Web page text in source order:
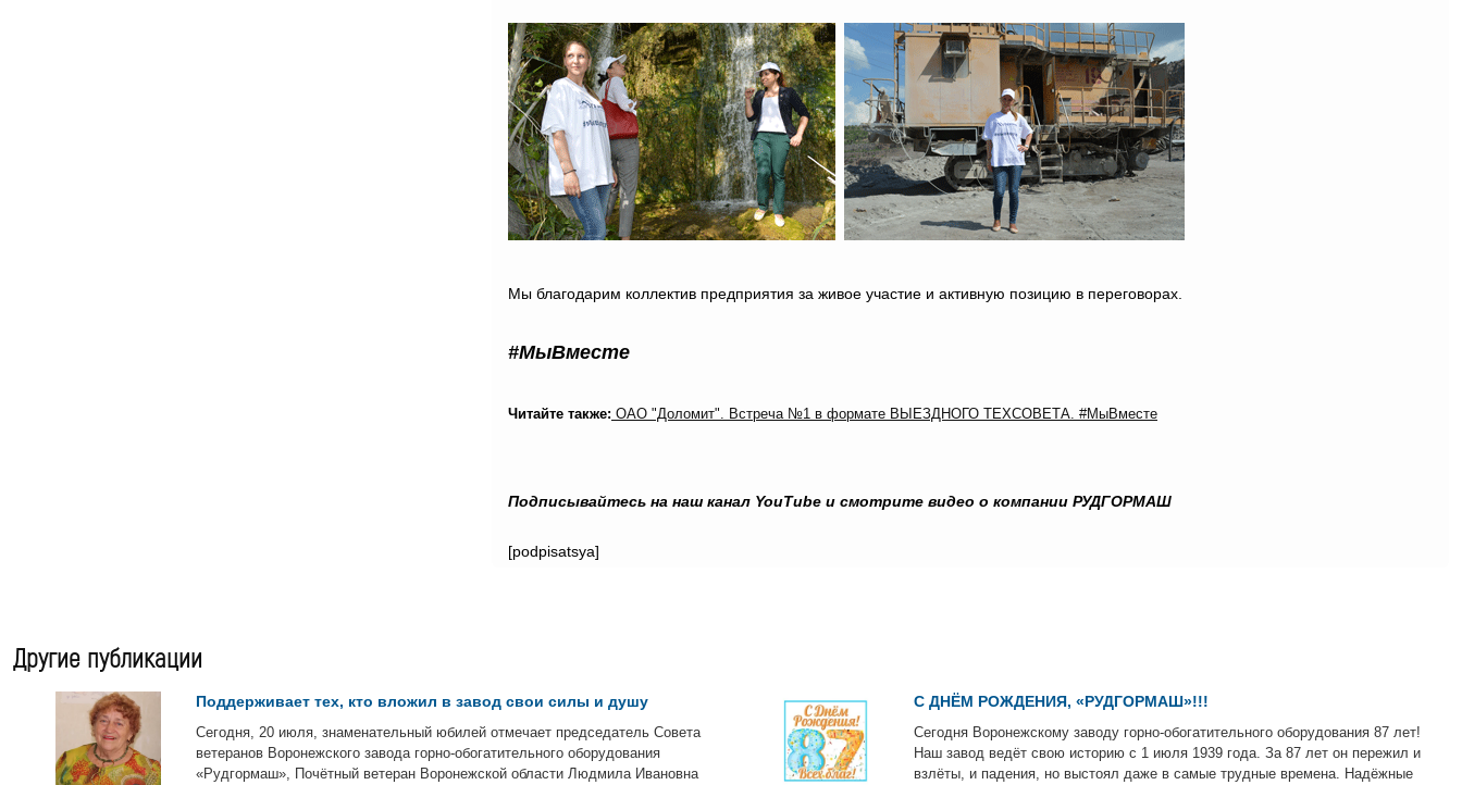
Мы благодарим коллектив предприятия за живое участие и активную позицию в переговорах.
#МыВместе
Читайте также: ОАО "Доломит". Встреча №1 в формате ВЫЕЗДНОГО ТЕХСОВЕТА. #МыВместе
Подписывайтесь на наш канал YouTube и смотрите видео о компании РУДГОРМАШ
[podpisatsya]
Другие публикации
Поддерживает тех, кто вложил в завод свои силы и душу
Сегодня, 20 июля, знаменательный юбилей отмечает председатель Совета
ветеранов Воронежского завода горно-обогатительного оборудования
«Рудгормаш», Почётный ветеран Воронежской области Людмила Ивановна
С ДНЁМ РОЖДЕНИЯ, «РУДГОРМАШ»!!!
Сегодня Воронежскому заводу горно-обогатительного оборудования 87 лет!
Наш завод ведёт свою историю с 1 июля 1939 года. За 87 лет он пережил и
взлёты, и падения, но выстоял даже в самые трудные времена. Надёжные